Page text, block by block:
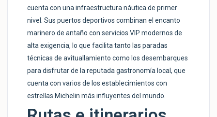
cuenta con una infraestructura náutica de primer
nivel. Sus puertos deportivos combinan el encanto
marinero de antaño con servicios VIP modernos de
alta exigencia, lo que facilita tanto las paradas
técnicas de avituallamiento como los desembarques
para disfrutar de la reputada gastronomía local, que
cuenta con varios de los establecimientos con
estrellas Michelin más influyentes del mundo.